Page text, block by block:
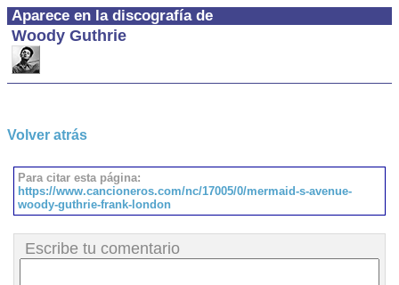
Aparece en la discografía de
Woody Guthrie
Volver atrás
Para citar esta página:
https://www.cancioneros.com/nc/17005/0/mermaid-s-avenue-
woody-guthrie-frank-london
Escribe tu comentario